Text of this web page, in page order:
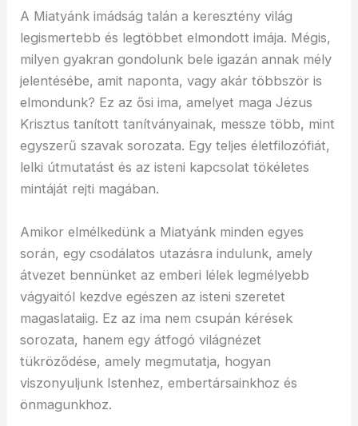
A Miatyánk imádság talán a keresztény világ
legismertebb és legtöbbet elmondott imája. Mégis,
milyen gyakran gondolunk bele igazán annak mély
jelentésébe, amit naponta, vagy akár többször is
elmondunk? Ez az ősi ima, amelyet maga Jézus
Krisztus tanított tanítványainak, messze több, mint
egyszerű szavak sorozata. Egy teljes életfilozófiát,
lelki útmutatást és az isteni kapcsolat tökéletes
mintáját rejti magában.
Amikor elmélkedünk a Miatyánk minden egyes
során, egy csodálatos utazásra indulunk, amely
átvezet bennünket az emberi lélek legmélyebb
vágyaitól kezdve egészen az isteni szeretet
magaslataiig. Ez az ima nem csupán kérések
sorozata, hanem egy átfogó világnézet
tükröződése, amely megmutatja, hogyan
viszonyuljunk Istenhez, embertársainkhoz és
önmagunkhoz.